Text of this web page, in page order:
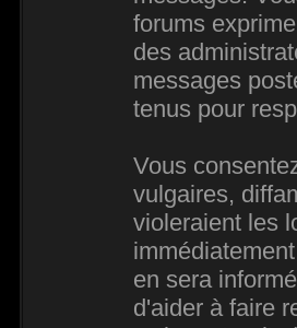
forums
des
messages
tenus pour
Vous
vulgaires,
violeraient les
en sera
d'aider à faire